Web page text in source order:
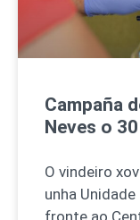
Campaña
Neves o
O vindeiro
unha